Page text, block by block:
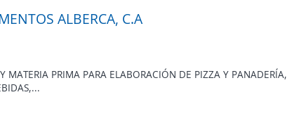
ALBERCA, C.A
MATERIA PRIMA PARA ELABORACIÓN DE PIZZA Y PANADERÍA,